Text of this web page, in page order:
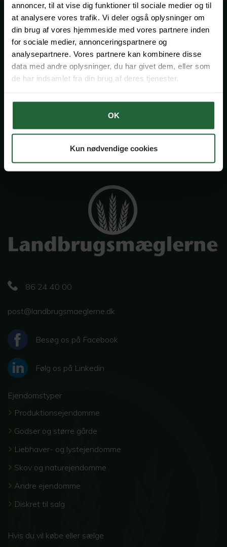
annoncer, til at vise dig funktioner til sociale medier og til
at analysere vores trafik. Vi deler også oplysninger om
din brug af vores hjemmeside med vores partnere inden
for sociale medier, annonceringspartnere og
analysepartnere. Vores partnere kan kombinere disse
data med andre oplysninger, du har givet dem, eller som
de har indsamlet fra din brug af deres tjenester.
OK
Kun nødvendige cookies
Overvejer du at sælge din
ejendom?
Få en helt uforpligtende og vejledende snak med en af vores
erfarne mæglere om, hvordan du opnår det mest optimale
86 24 40 00
post@landbrugsmaeglerne.dk
Besøg os på Facebook
Følg os på Linkedin
Ejendomstyper
Produktionsejendomme
Godser og større gårde
Liebhaver- og lystejendomme
Skov og naturejendomme
Andre ejendomme
Diskret til salg
Hvis du vil købe eller sælge